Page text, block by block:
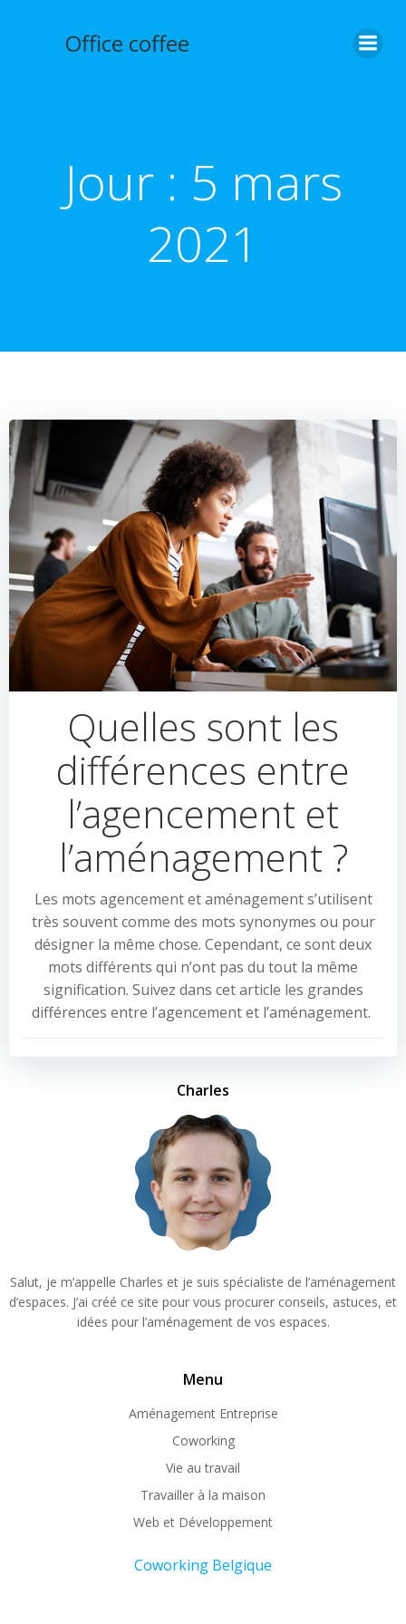
Office coffee
Jour : 5 mars
2021
Quelles sont les
différences entre
l’agencement et
l’aménagement ?
Les mots agencement et aménagement s’utilisent
très souvent comme des mots synonymes ou pour
désigner la même chose. Cependant, ce sont deux
mots différents qui n’ont pas du tout la même
signification. Suivez dans cet article les grandes
différences entre l’agencement et l’aménagement.
Charles
Salut, je m’appelle Charles et je suis spécialiste de l’aménagement
d’espaces. J’ai créé ce site pour vous procurer conseils, astuces, et
idées pour l’aménagement de vos espaces.
Menu
Aménagement Entreprise
Coworking
Vie au travail
Travailler à la maison
Web et Développement
Coworking Belgique